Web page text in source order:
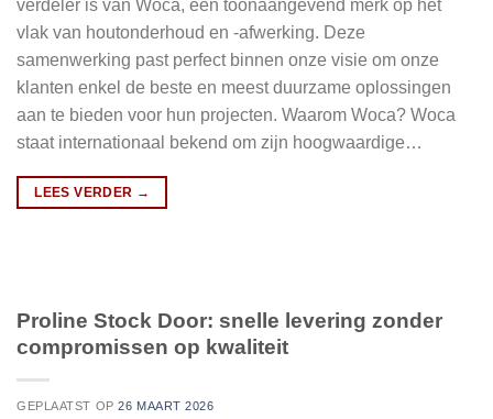
verdeler is van Woca, een toonaangevend merk op het
vlak van houtonderhoud en -afwerking. Deze
samenwerking past perfect binnen onze visie om onze
klanten enkel de beste en meest duurzame oplossingen
aan te bieden voor hun projecten. Waarom Woca? Woca
staat internationaal bekend om zijn hoogwaardige…
LEES VERDER →
Proline Stock Door: snelle levering zonder
compromissen op kwaliteit
GEPLAATST OP26 MAART 2026